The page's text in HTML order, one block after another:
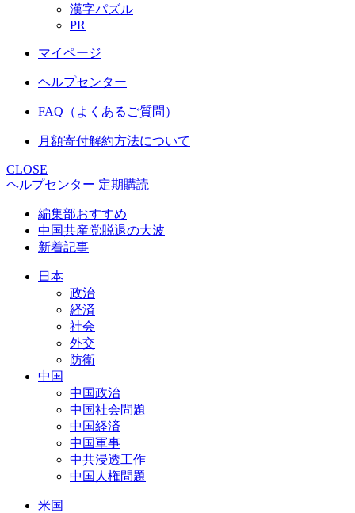
漢字パズル
PR
マイページ
ヘルプセンター
FAQ（よくあるご質問）
月額寄付解約方法について
CLOSE
ヘルプセンター 定期購読
編集部おすすめ
中国共産党脱退の大波
新着記事
日本
政治
経済
社会
外交
防衛
中国
中国政治
中国社会問題
中国経済
中国軍事
中共浸透工作
中国人権問題
米国